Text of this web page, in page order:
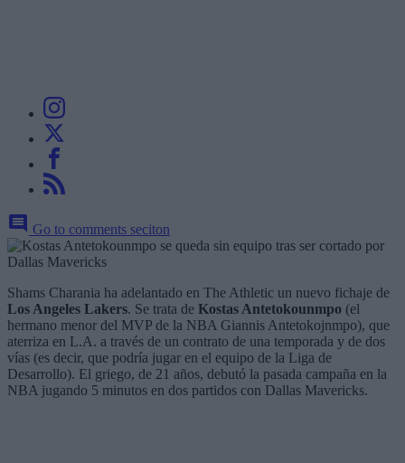
Go to comments seciton
Shams Charania ha adelantado en The Athletic un nuevo fichaje de
Los Angeles Lakers. Se trata de Kostas Antetokounmpo (el
hermano menor del MVP de la NBA Giannis Antetokojnmpo), que
aterriza en L.A. a través de un contrato de una temporada y de dos
vías (es decir, que podría jugar en el equipo de la Liga de
Desarrollo). El griego, de 21 años, debutó la pasada campaña en la
NBA jugando 5 minutos en dos partidos con Dallas Mavericks.